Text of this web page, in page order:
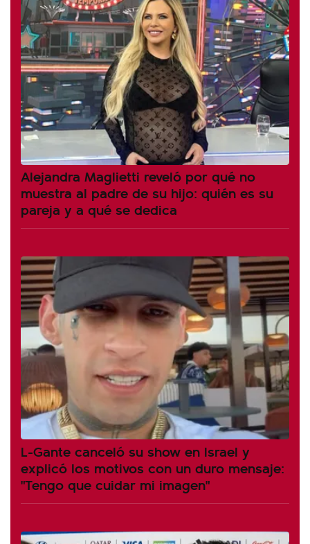
Alejandra Maglietti reveló por qué no
muestra al padre de su hijo: quién es su
pareja y a qué se dedica
L-Gante canceló su show en Israel y
explicó los motivos con un duro mensaje:
"Tengo que cuidar mi imagen"